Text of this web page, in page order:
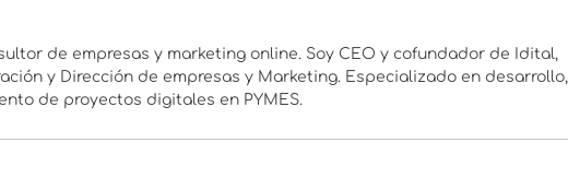
de empresas y marketing online. Soy CEO y cofundador de Idital,
y Dirección de empresas y Marketing. Especializado en desarrollo,
de proyectos digitales en PYMES.